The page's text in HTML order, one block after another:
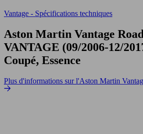
Vantage - Spécifications techniques
Aston Martin Vantage
VANTAGE (09/2006-12/
Coupé, Essence
Plus d'informations sur l'Aston Martin